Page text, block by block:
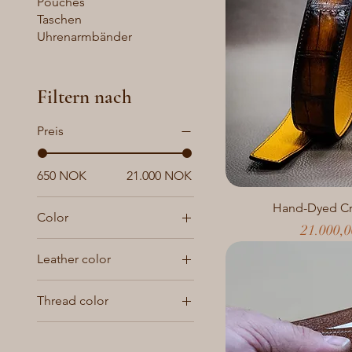
Taschen
Uhrenarmbänder
Filtern nach
Preis
650 NOK 21.000 NOK
Color
Leather color
Thread color
Contrasting color
Hand-Dyed
Preis